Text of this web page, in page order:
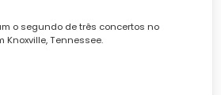
o segundo de três concertos no
Knoxville, Tennessee.